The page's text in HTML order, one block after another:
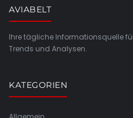
AVIABELT
Ihre tägliche Informationsquelle
Trends und Analysen.
KATEGORIEN